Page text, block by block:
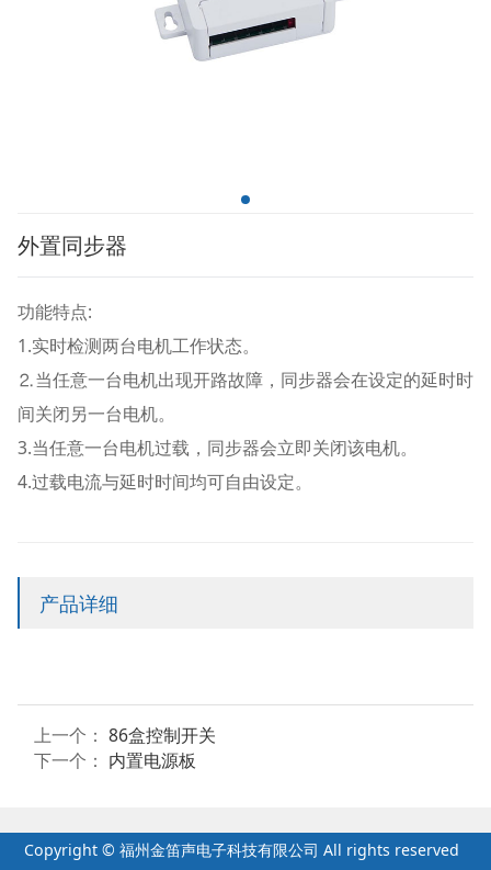
外置同步器
功能特点:
1.实时检测两台电机工作状态。
⒉当任意一台电机出现开路故障，同步器会在设定的延时时
间关闭另一台电机。
3.当任意一台电机过载，同步器会立即关闭该电机。
4.过载电流与延时时间均可自由设定。
产品详细
上一个：86盒控制开关
下一个： 内置电源板
Copyright © 福州金笛声电子科技有限公司 All rights reserved